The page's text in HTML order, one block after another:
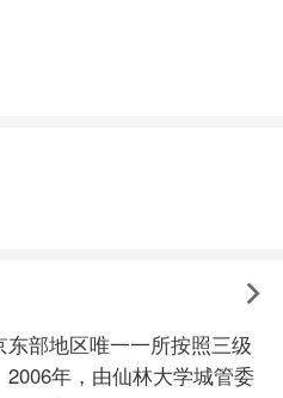
部地区唯一一所按照三级
年，由仙林大学城管委